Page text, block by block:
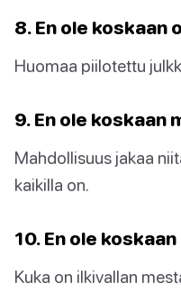
8. En ole
Huomaa piilotettu
9. En ole koskaan
Mahdollisuus jakaa
kaikilla on.
10. En ole
Kuka on ilkivallan